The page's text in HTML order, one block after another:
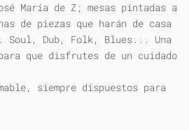
María de Z; mesas pintadas a
de piezas que harán de casa
Dub, Folk, Blues... Una
que disfrutes de un cuidado
siempre dispuestos para